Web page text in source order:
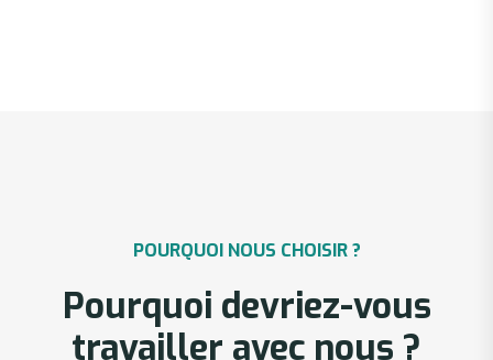
POURQUOI NOUS CHOISIR ?
Pourquoi devriez-vous
travailler avec nous ?